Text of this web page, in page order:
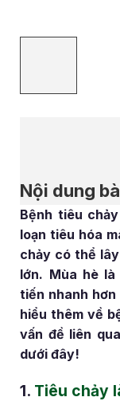
Nội dung
Bệnh tiêu
loạn tiêu hóa
chảy có thể
lớn. Mùa hè
tiến nhanh
hiểu thêm về
vấn đề liên
dưới đây!
1. Tiêu chảy